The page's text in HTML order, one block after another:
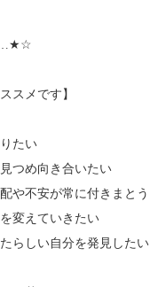
スメです】
たい
つめ向き合いたい
や不安が常に付きまとう
変えていきたい
らしい自分を発見したい